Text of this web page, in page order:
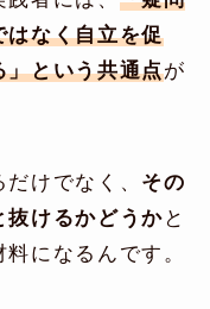
はなく自立を促
」という共通点が
けでなく、 その
抜けるかどうか と
になるんです。